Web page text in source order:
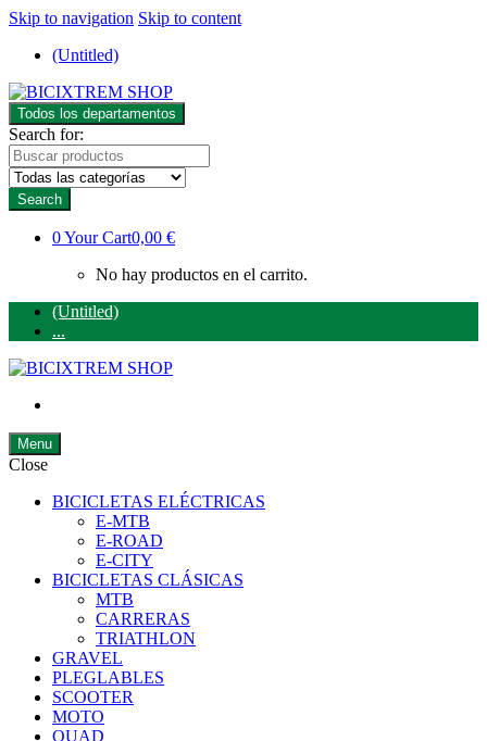
Skip to navigation Skip to content
(Untitled)
Todos los departamentos
Search for:
Search
0Your Cart0,00 €
No hay productos en el carrito.
(Untitled)
...
Menu
Close
BICICLETAS ELÉCTRICAS
E-MTB
E-ROAD
E-CITY
BICICLETAS CLÁSICAS
MTB
CARRERAS
TRIATHLON
GRAVEL
PLEGLABLES
SCOOTER
MOTO
QUAD